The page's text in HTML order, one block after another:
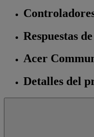
Respuestas
Acer
Detalles del